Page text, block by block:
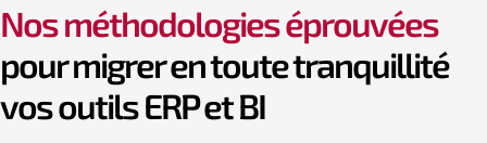
Nos méthodologies éprouvées
pour migrer en toute tranquillité
vos outils ERP et BI